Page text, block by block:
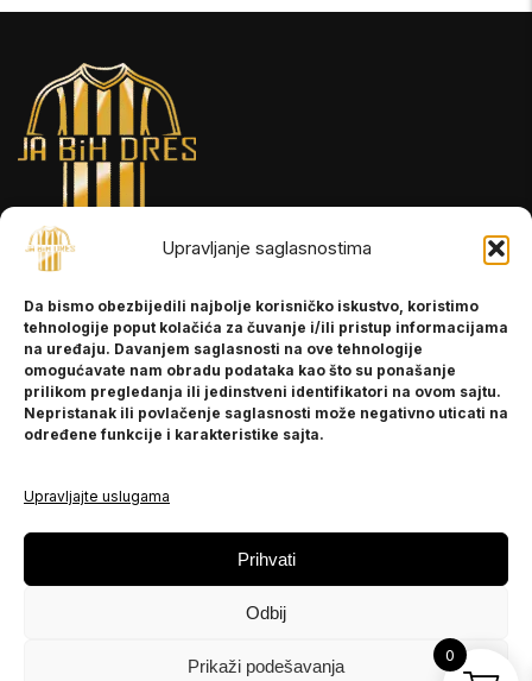
Upravljanje saglasnostima
Da bismo obezbijedili najbolje korisničko iskustvo, koristimo
tehnologije poput kolačića za čuvanje i/ili pristup informacijama
na uređaju. Davanjem saglasnosti na ove tehnologije
omogućavate nam obradu podataka kao što su ponašanje
prilikom pregledanja ili jedinstveni identifikatori na ovom sajtu.
Nepristanak ili povlačenje saglasnosti može negativno uticati na
određene funkcije i karakteristike sajta.
Upravljajte uslugama
Prihvati
Odbij
Prikaži podešavanja
INFORMACIJE
O nama
Kontakt
POMOĆ
Politika privatnosti
PRATITE NAS
Instagram
0